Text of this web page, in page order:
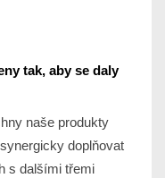
tak, aby se daly
naše produkty
doplňovat
s dalšími třemi